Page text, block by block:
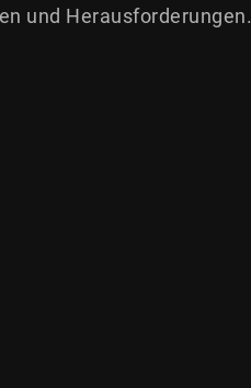
und Herausforderungen.